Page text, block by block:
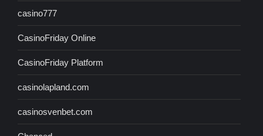
casino777
CasinoFriday Online
CasinoFriday Platform
casinolapland.com
casinosvenbet.com